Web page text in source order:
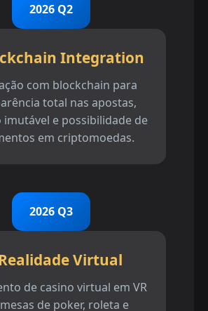
2026 Q2
Integration
com blockchain para
total nas apostas,
e possibilidade de
em criptomoedas.
2026 Q3
Virtual
de casino virtual em VR
de poker, roleta e